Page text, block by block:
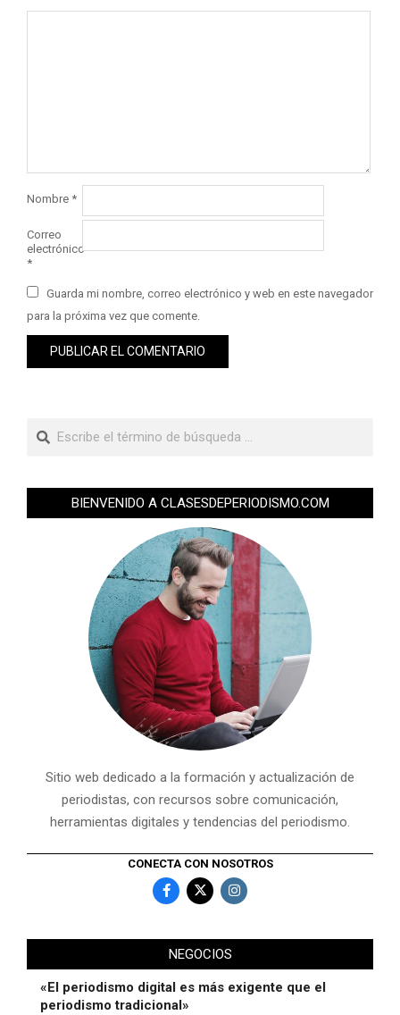
Nombre *
Correo
electrónico
*
Guarda mi nombre, correo electrónico y web en este navegador
para la próxima vez que comente.
BIENVENIDO A CLASESDEPERIODISMO.COM
Sitio web dedicado a la formación y actualización de
periodistas, con recursos sobre comunicación,
herramientas digitales y tendencias del periodismo.
CONECTA CON NOSOTROS
NEGOCIOS
«El periodismo digital es más exigente que el
periodismo tradicional»